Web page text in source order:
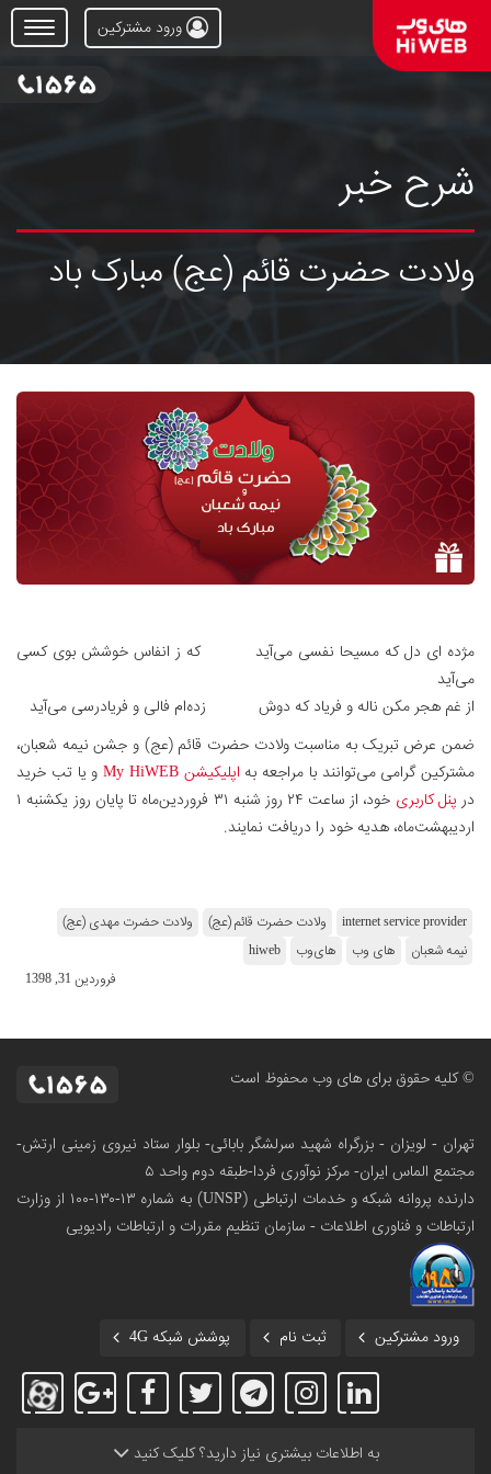
Open
Menu
ورود مشترکین
شرح خبر
ولادت حضرت قائم (عج) مبارک باد
مژده ای دل که مسیحا نفسی می‌آید که ز انفاس خوشش بوی کسی
می‌آید
از غم هجر مکن ناله و فریاد که دوش زده‌ام فالی و فریادرسی می‌آید
ضمن عرض تبریک به مناسبت ولادت حضرت قائم (عج) و جشن نیمه شعبان،
مشترکین گرامی می‌توانند با مراجعه به اپلیکیشن My HiWEB
و یا تب خرید
در پنل کاربری
خود، از ساعت ۲۴ روز ‌شنبه ۳۱ فروردین‌ماه تا پایان روز یکشنبه ۱
اردیبهشت‌ماه، هدیه خود را دریافت نمایند.
internet service provider ولادت حضرت قائم (عج)
ولادت حضرت مهدی (عج)
نیمه شعبان
های وب های‌وب
hiweb
فروردین 31, 1398
© کلیه حقوق برای های وب محفوظ است
تهران - لویزان - بزرگراه شهید سرلشگر بابائی- بلوار ستاد نیروی زمینی ارتش-
مجتمع الماس ایران- مرکز نوآوری فردا-طبقه دوم واحد ۵
دارنده پروانه شبکه و خدمات ارتباطی (UNSP) به شماره ۱۳-۱۳۰-۱۰۰
از وزارت
ارتباطات و فناوری اطلاعات - سازمان تنظیم مقررات و ارتباطات رادیویی
ورود مشترکین ثبت نام پوشش شبکه 4G
به اطلاعات بیشتری نیاز دارید؟ کلیک کنید